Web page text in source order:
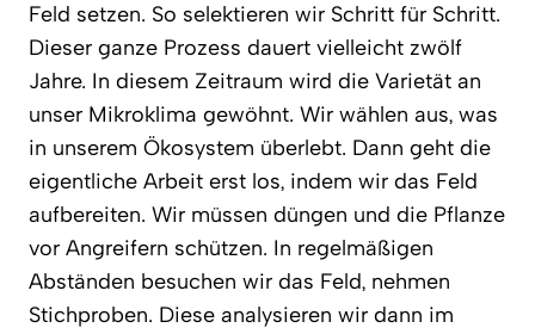
Feld setzen. So selektieren wir Schritt für Schritt.
Dieser ganze Prozess dauert vielleicht zwölf
Jahre. In diesem Zeitraum wird die Varietät an
unser Mikroklima gewöhnt. Wir wählen aus, was
in unserem Ökosystem überlebt. Dann geht die
eigentliche Arbeit erst los, indem wir das Feld
aufbereiten. Wir müssen düngen und die Pflanze
vor Angreifern schützen. In regelmäßigen
Abständen besuchen wir das Feld, nehmen
Stichproben. Diese analysieren wir dann im